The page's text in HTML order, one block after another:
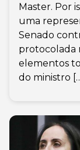
Master. Por
uma
Senado
protocolada
elementos
do ministro